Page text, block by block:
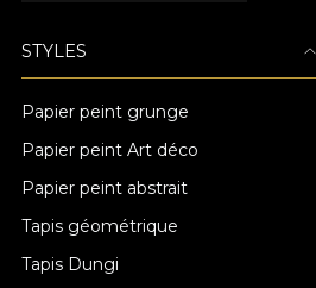
STYLES
Papier peint grunge
Papier peint Art déco
Papier peint abstrait
Tapis géométrique
Tapis Dungi